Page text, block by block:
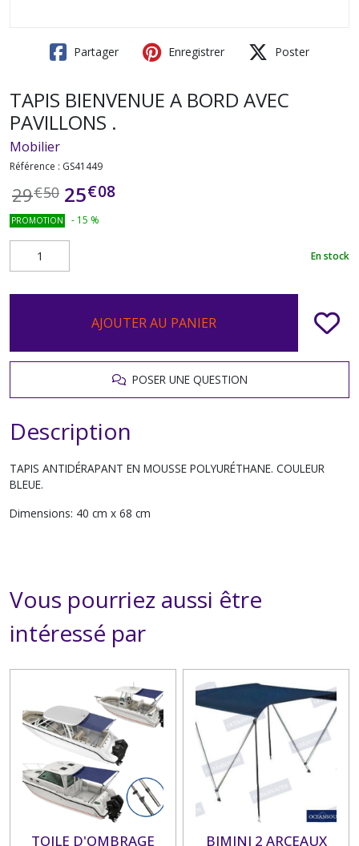
Partager Enregistrer Poster
TAPIS BIENVENUE A BORD AVEC
PAVILLONS .
Mobilier
Référence : GS41449
29€50 25€08
PROMOTION - 15 %
En stock
AJOUTER AU PANIER
POSER UNE QUESTION
Description
TAPIS ANTIDÉRAPANT EN MOUSSE POLYURÉTHANE. COULEUR
BLEUE.
Dimensions: 40 cm x 68 cm
Vous pourriez aussi être
intéressé par
TOILE D'OMBRAGE BIMINI 2 ARCEAUX